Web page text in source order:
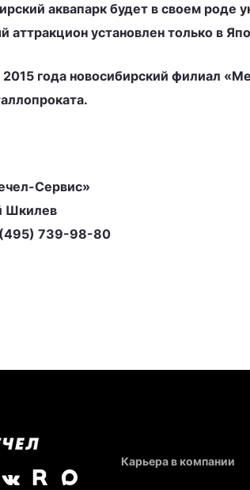
аквапарк будет в своем роде
аттракцион установлен только в
2015 года новосибирский филиал
Сервис»
Шкилев
739-98-80
Карьера в компании